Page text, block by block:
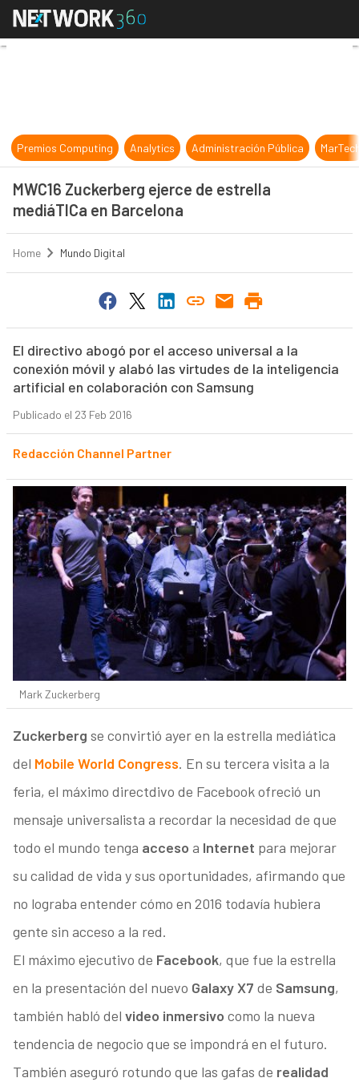
MWC16 Zuckerberg ejerce de
Premios Computing Analytics Administración Pública
MWC16 Zuckerberg ejerce de estrella
mediáTICa en Barcelona
Home Mundo Digital
El directivo abogó por el acceso universal a la
conexión móvil y alabó las virtudes de la inteligencia
artificial en colaboración con Samsung
Publicado el 23 Feb 2016
Redacción Channel Partner
Mark Zuckerberg
Zuckerberg se convirtió ayer en la estrella mediática
del Mobile World Congress. En su tercera visita a la
feria, el máximo directdivo de Facebook ofreció un
mensaje universalista a recordar la necesidad de que
todo el mundo tenga acceso a Internet para mejorar
su calidad de vida y sus oportunidades, afirmando que
no lograba entender cómo en 2016 todavía hubiera
gente sin acceso a la red.
El máximo ejecutivo de Facebook, que fue la estrella
en la presentación del nuevo Galaxy X7 de Samsung,
también habló del video inmersivo como la nueva
tendencia de negocio que se impondrá en el futuro.
También aseguró rotundo que las gafas de realidad